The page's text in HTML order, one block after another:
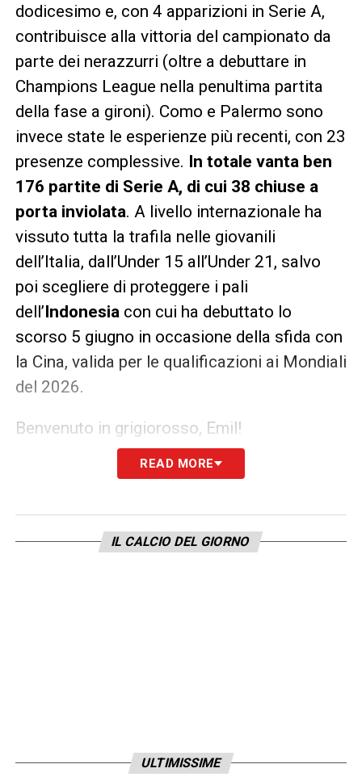
dodicesimo e, con 4 apparizioni in Serie A,
contribuisce alla vittoria del campionato da
parte dei nerazzurri (oltre a debuttare in
Champions League nella penultima partita
della fase a gironi). Como e Palermo sono
invece state le esperienze più recenti, con 23
presenze complessive. In totale vanta ben
176 partite di Serie A, di cui 38 chiuse a
porta inviolata. A livello internazionale ha
vissuto tutta la trafila nelle giovanili
dell’Italia, dall’Under 15 all’Under 21, salvo
poi scegliere di proteggere i pali
dell’Indonesia con cui ha debuttato lo
scorso 5 giugno in occasione della sfida con
la Cina, valida per le qualificazioni ai Mondiali
del 2026.
Benvenuto in grigiorosso, Emil!
LA PLAYLIST DELLE NOSTRE TOP NEWS
READ MORE
IL CALCIO DEL GIORNO
ULTIMISSIME